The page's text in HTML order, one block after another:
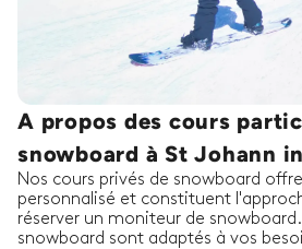
A propos des cours
snowboard à St Johann
Nos cours privés de snowboard
personnalisé et constituent
réserver un moniteur de
snowboard sont adaptés à vos